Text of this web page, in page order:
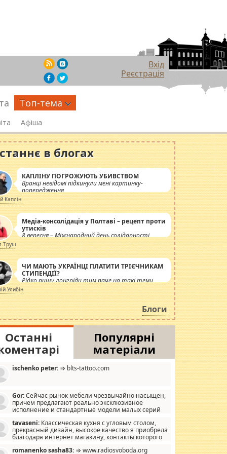
Вхід
Реєстрація
Топ-тема
Афіша
в блогах
КАПЛІНУ ПОГРОЖУЮТЬ УБИВСТВОМ
Вранці невідомі підкинули мені картинку-
попередження
Каплін
Медіа-консолідація у Полтаві – рецепт проти
утисків
8 вересня – Міжнародний день солідарності
журналістів.
Труш
ЧИ МАЮТЬ УКРАЇНЦІ ПЛАТИТИ ТРІЄЧНИКАМ
СТИПЕНДІЇ?
Рідко пишу лонгріди тим паче на такі теми,
але вже просто дістало! Обурюють сьогоднішні
інсенуації навколо стипендіального питання.
Штучно роздувається ще одна соціальна
катастрофа.
Улибін
Блоги
Останні
Популярні
матеріали
ischenko peter: ⇒ blts-tattoo.com
Gor:Сейчас рынок мебели чрезвычайно насыщен,
причем предлагают реально эксклюзивное
исполнение и стандартные модели малых серий
мало походит на стандартные формы, в MebelOk,
и что главное - со вкусом все в порядке,
ненужных наворотов удорожающих мебель, а это не
tavaseni: Классическая кухня с угловым столом,
прекрасный дизайн, высокое качество я приобрела
благодаря интернет магазину, контакты которого
romanenko sasha83: ⇒ www.radiosvoboda.org